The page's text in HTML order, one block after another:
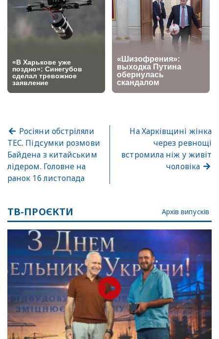
Росіяни обстріляли
ТЕС. Підсумки розмови
Байдена з китайським
лідером. Головне на
ранок 16 листопада
На Харківщині жінка
через ревнощі
встромила ніж у живіт
чоловіка
ТВ-ПРОЄКТИ Архів випусків